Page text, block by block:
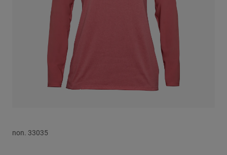
Sweatshirts
Tout acheter
non. 33035